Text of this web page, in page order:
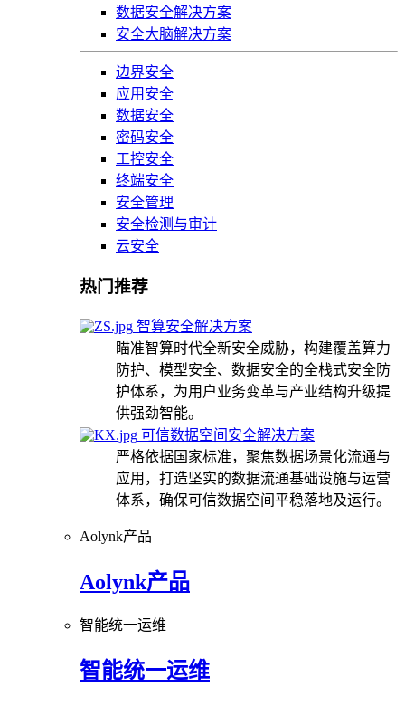
数据安全解决方案
安全大脑解决方案
边界安全
应用安全
数据安全
密码安全
工控安全
终端安全
安全管理
安全检测与审计
云安全
热门推荐
智算安全解决方案
瞄准智算时代全新安全威胁，构建覆盖算力
防护、模型安全、数据安全的全栈式安全防
护体系，为用户业务变革与产业结构升级提
供强劲智能。
可信数据空间安全解决方案
严格依据国家标准，聚焦数据场景化流通与
应用，打造坚实的数据流通基础设施与运营
体系，确保可信数据空间平稳落地及运行。
Aolynk产品
Aolynk产品
智能统一运维
智能统一运维